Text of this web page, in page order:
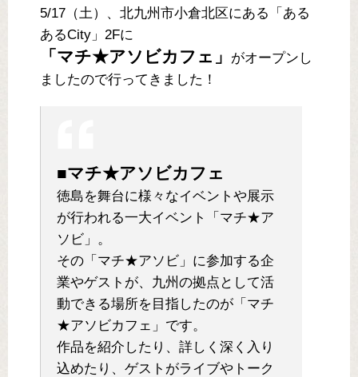
5/17（土）、北九州市小倉北区にある「ある
あるCity」2Fに
「マチ★アソビカフェ」
がオープンし
ましたので行ってきました！
■マチ★アソビカフェ
徳島を舞台に様々なイベントや展示
が行われる一大イベント「マチ★ア
ソビ」。
その「マチ★アソビ」に参加する企
業やゲストが、九州の拠点として活
動できる場所を目指したのが「マチ
★アソビカフェ」です。
作品を紹介したり、詳しく深く入り
込めたり、ゲストがライブやトーク